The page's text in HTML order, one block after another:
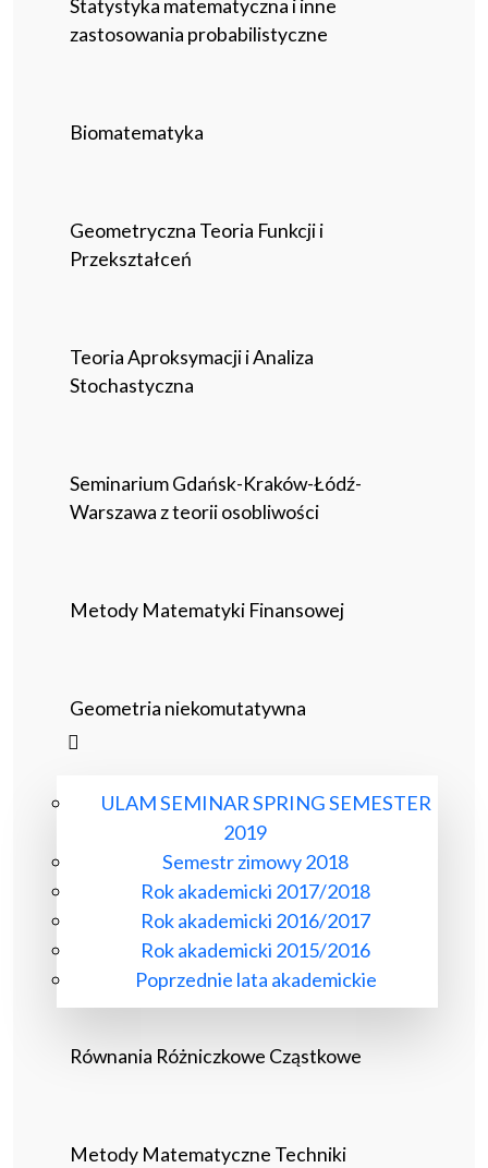
Statystyka matematyczna i inne
zastosowania probabilistyczne
Biomatematyka
Geometryczna Teoria Funkcji i
Przekształceń
Teoria Aproksymacji i Analiza
Stochastyczna
Seminarium Gdańsk-Kraków-Łódź-
Warszawa z teorii osobliwości
Metody Matematyki Finansowej
Geometria niekomutatywna
ULAM SEMINAR SPRING SEMESTER
2019
Semestr zimowy 2018
Rok akademicki 2017/2018
Rok akademicki 2016/2017
Rok akademicki 2015/2016
Poprzednie lata akademickie
Równania Różniczkowe Cząstkowe
Metody Matematyczne Techniki